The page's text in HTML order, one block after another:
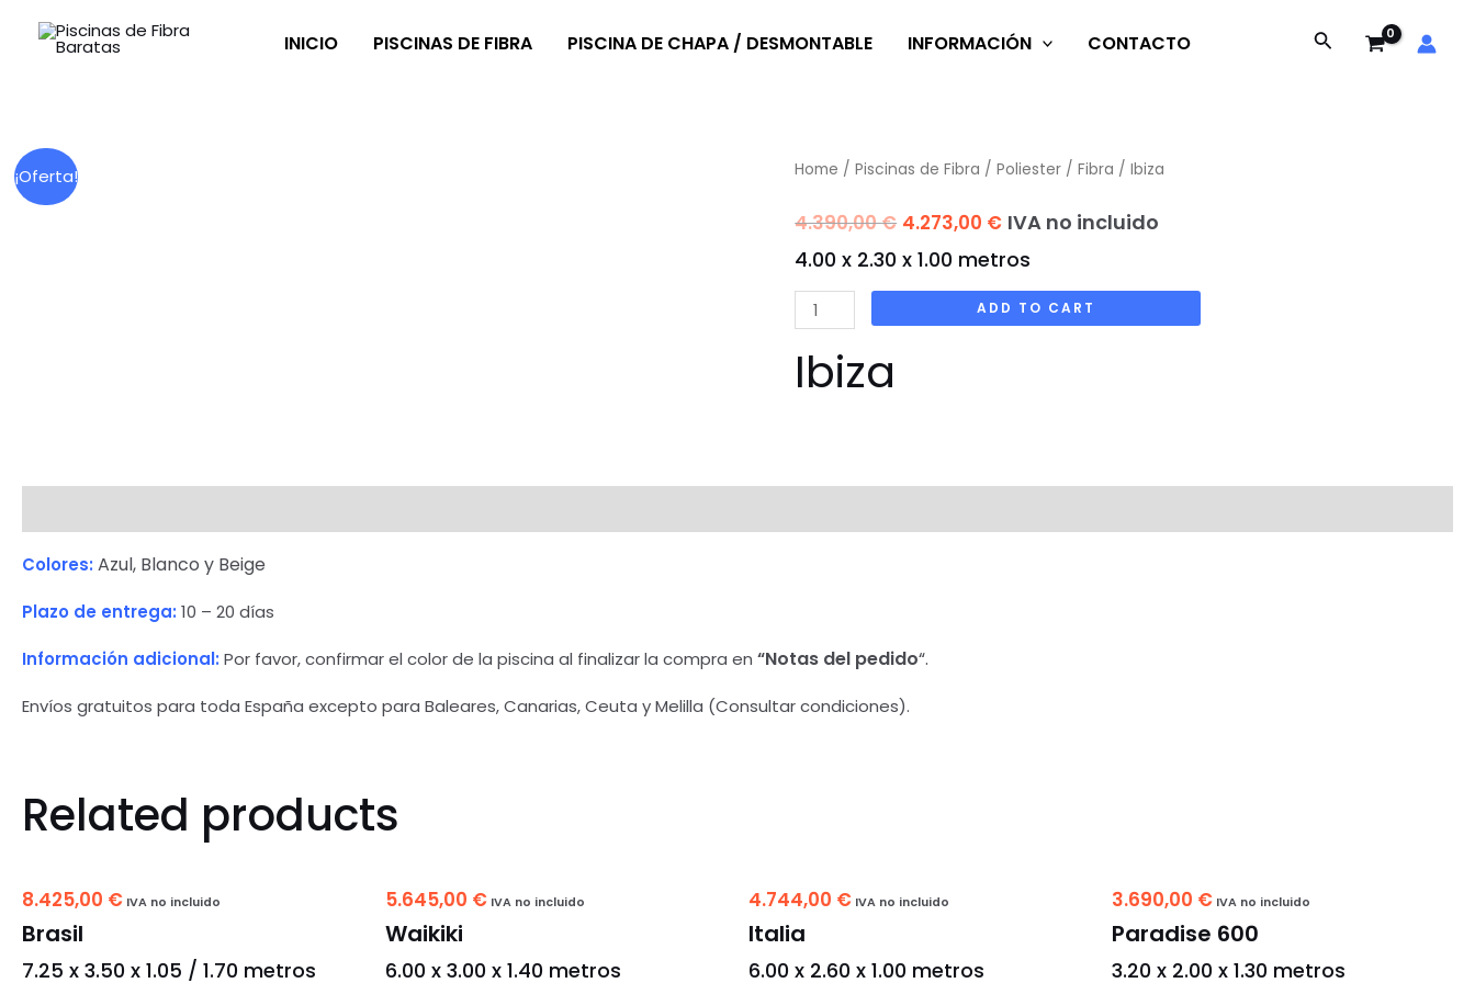
INICIO PISCINAS DE FIBRA PISCINA DE CHAPA / DESMONTABLE INFORMACIÓN CONTACTO Buscar
¡Oferta! Home /Piscinas de Fibra /Poliester / Fibra / Ibiza
4.390,00€ Original
price
4.273,00 €Current
price
is:
IVA no incluido
4.00 x 2.30 x 1.00 metros
Ibiza
quantity
ADD TO CART
Ibiza
Colores: Azul, Blanco y Beige
Plazo de entrega: 10 – 20 días
Información adicional: Por favor, confirmar el color de la piscina al finalizar la compra en “Notas del pedido“.
Envíos gratuitos para toda España excepto para Baleares, Canarias, Ceuta y Melilla (Consultar condiciones).
Related products
8.425,00 € IVA no incluido
Brasil
7.25 x 3.50 x 1.05 / 1.70 metros
5.645,00 € IVA no incluido
Waikiki
6.00 x 3.00 x 1.40 metros
4.744,00 € IVA no incluido
Italia
6.00 x 2.60 x 1.00 metros
3.690,00 € IVA no incluido
Paradise 600
3.20 x 2.00 x 1.30 metros